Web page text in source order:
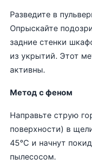
Разведите в
Опрыскайте
задние стенки
из укрытий. Этот
активны.
Метод с феном
Направьте струю
поверхности) в
45°C и начнут
пылесосом.